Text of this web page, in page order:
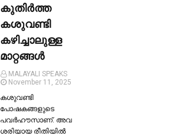
കുതിര്‍ത്ത
കശുവണ്ടി
കഴിച്ചാലുള്ള
മാറ്റങ്ങള്‍
MALAYALI SPEAKS
November 11, 2025
കശുവണ്ടി
പോഷകങ്ങളുടെ
പവർഹൗസാണ്. അവ
ശരിയായ രീതിയില്‍